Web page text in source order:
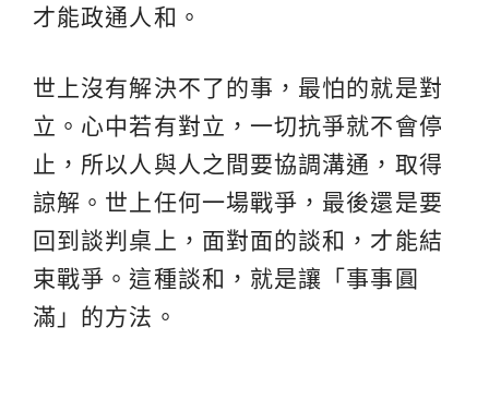
才能政通人和。
世上沒有解決不了的事，最怕的就是對
立。心中若有對立，一切抗爭就不會停
止，所以人與人之間要協調溝通，取得
諒解。世上任何一場戰爭，最後還是要
回到談判桌上，面對面的談和，才能結
束戰爭。這種談和，就是讓「事事圓
滿」的方法。